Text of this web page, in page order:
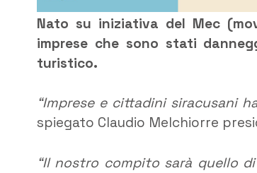
Nato su iniziativa del Mec
imprese che sono stati
turistico.
“Imprese e cittadini siracusani
spiegato Claudio Melchiorre
“Il nostro compito sarà quello